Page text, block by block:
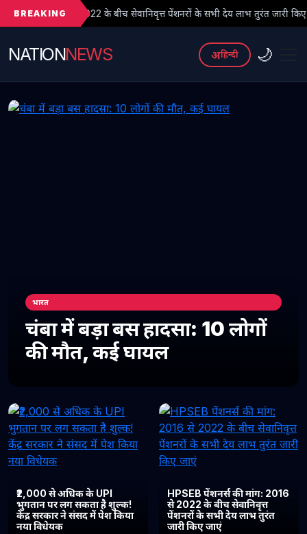
BREAKING
के बीच सेवानिवृत्त पेंशनरों के सभी देय लाभ तुरंत जारी किए जाएं ●
NATIONNEWS अहिन्दी 🌙
भारत
चंबा में बड़ा बस हादसा: 10 लोगों
की मौत, कई घायल
₹2,000 से अधिक के UPI
भुगतान पर लग सकता है शुल्क!
केंद्र सरकार ने संसद में पेश किया
नया विधेयक
HPSEB पेंशनर्स की मांग: 2016
से 2022 के बीच सेवानिवृत्त
पेंशनरों के सभी देय लाभ तुरंत
जारी किए जाएं